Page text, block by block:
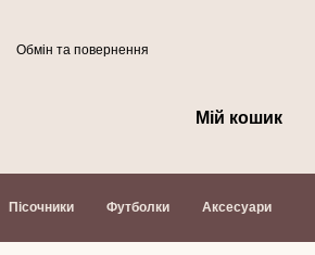
Обмін та повернення
Мій кошик
Пісочники Футболки Аксесуари